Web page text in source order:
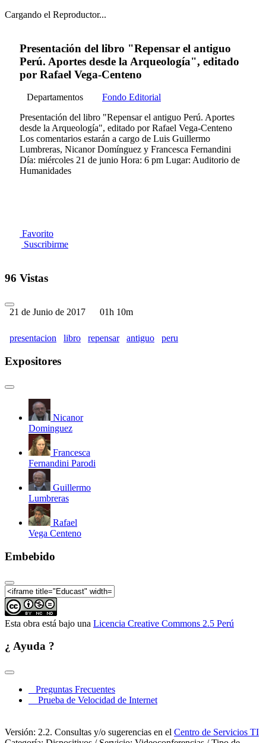
Cargando el Reproductor...
Presentación del libro "Repensar el antiguo
Perú. Aportes desde la Arqueología", editado
por Rafael Vega-Centeno
Departamentos
Fondo Editorial
Presentación del libro "Repensar el antiguo Perú. Aportes
desde la Arqueología", editado por Rafael Vega-Centeno
Los comentarios estarán a cargo de Luis Guillermo
Lumbreras, Nicanor Domínguez y Francesca Fernandini
Día: miércoles 21 de junio Hora: 6 pm Lugar: Auditorio de
Humanidades
Favorito
Suscribirme
96 Vistas
21 de Junio de 2017 01h 10m
presentacion libro repensar antiguo peru
Expositores
Nicanor
Dominguez
Francesca
Fernandini Parodi
Guillermo
Lumbreras
Rafael
Vega Centeno
Embebido
Esta obra está bajo una Licencia Creative Commons 2.5 Perú
¿ Ayuda ?
Preguntas Frecuentes
Prueba de Velocidad de Internet
Versión: 2.2. Consultas y/o sugerencias en el Centro de Servicios TI